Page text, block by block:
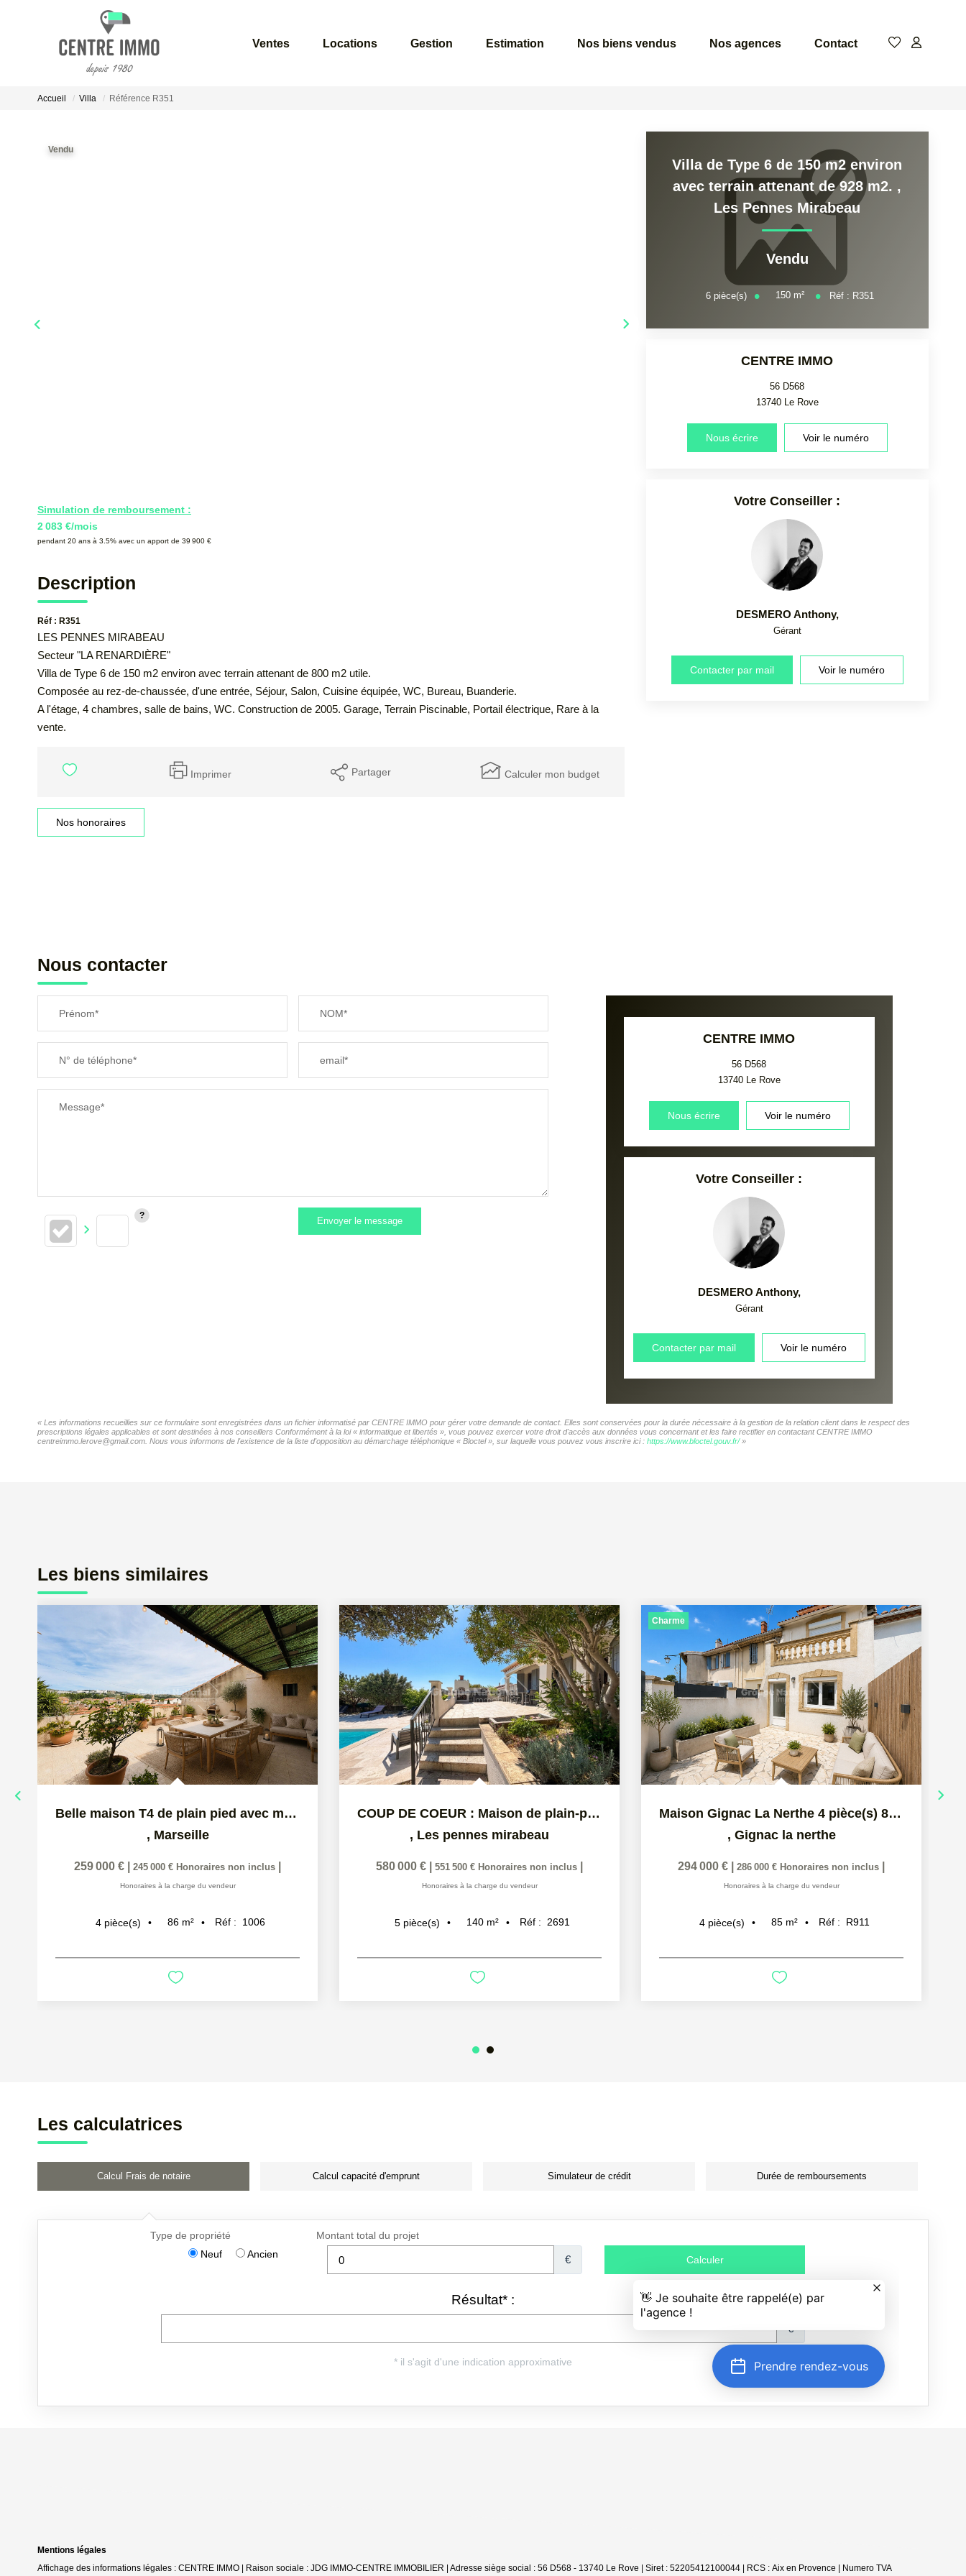
Ventes Locations Gestion Estimation Nos biens vendus Nos agences Contact
Accueil Villa Référence R351
Vendu
Simulation de remboursement :
2 083 €/mois
pendant 20 ans à 3.5% avec un apport de 39 900 €
Description
Réf : R351
LES PENNES MIRABEAU
Secteur "LA RENARDIÈRE"
Villa de Type 6 de 150 m2 environ avec terrain attenant de 800 m2 utile.
Composée au rez-de-chaussée, d'une entrée, Séjour, Salon, Cuisine équipée, WC, Bureau, Buanderie.
A l'étage, 4 chambres, salle de bains, WC. Construction de 2005. Garage, Terrain Piscinable, Portail électrique, Rare à la
vente.
Imprimer Partager Calculer mon budget
Nos honoraires
Villa de Type 6 de 150 m2 environ
avec terrain attenant de 928 m2. ,
Les Pennes Mirabeau
Vendu
6 pièce(s) 150 m² Réf : R351
CENTRE IMMO
56 D568
13740 Le Rove
Nous écrire Voir le numéro
Votre Conseiller :
DESMERO Anthony,
Gérant
Contacter par mail Voir le numéro
Nous contacter
Prénom* NOM*
N° de téléphone* email*
Message*
Envoyer le message
CENTRE IMMO
56 D568
13740 Le Rove
Nous écrire Voir le numéro
Votre Conseiller :
DESMERO Anthony,
Gérant
Contacter par mail Voir le numéro
« Les informations recueillies sur ce formulaire sont enregistrées dans un fichier informatisé par CENTRE IMMO pour gérer votre demande de contact. Elles sont conservées pour la durée nécessaire à la gestion de la relation client dans le respect des
prescriptions légales applicables et sont destinées à nos conseillers Conformément à la loi « informatique et libertés », vous pouvez exercer votre droit d'accès aux données vous concernant et les faire rectifier en contactant CENTRE IMMO
centreimmo.lerove@gmail.com. Nous vous informons de l'existence de la liste d'opposition au démarchage téléphonique « Bloctel », sur laquelle vous pouvez vous inscrire ici : https://www.bloctel.gouv.fr/»
Les biens similaires
Belle maison T4 de plain pied avec magnifique terrasse de...
, Marseille
259 000 € 245 000 € Honoraires non inclus
Honoraires à la charge du vendeur
4 pièce(s) 86 m² Réf : 1006
COUP DE COEUR : Maison de plain-pied + T2 indépendant sur...
, Les pennes mirabeau
580 000 € 551 500 € Honoraires non inclus
Honoraires à la charge du vendeur
5 pièce(s) 140 m² Réf : 2691
Charme
Maison Gignac La Nerthe 4 pièce(s) 85 m2
, Gignac la nerthe
294 000 € 286 000 € Honoraires non inclus
Honoraires à la charge du vendeur
4 pièce(s) 85 m² Réf : R911
Les calculatrices
Calcul Frais de notaire Calcul capacité d'emprunt Simulateur de crédit Durée de remboursements
Mentions légales
Affichage des informations légales : CENTRE IMMO | Raison sociale : JDG IMMO-CENTRE IMMOBILIER | Adresse siège social : 56 D568 - 13740 Le Rove | Siret : 52205412100044 | RCS : Aix en Provence | Numero TVA